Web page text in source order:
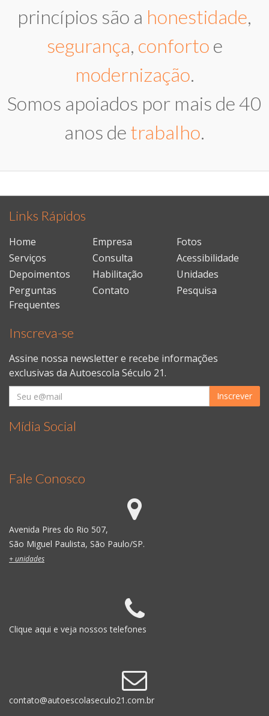
princípios são a honestidade,
segurança, conforto e
modernização.
Somos apoiados por mais de 40
anos de trabalho.
Links Rápidos
Home Empresa
Fotos
Serviços
Consulta
Acessibilidade
Depoimentos
Habilitação
Unidades
Perguntas
Frequentes
Contato Pesquisa
Inscreva-se
Assine nossa newsletter e recebe informações
exclusivas da Autoescola Século 21.
Inscrever
Mídia Social
Fale Conosco
Avenida Pires do Rio 507,
São Miguel Paulista, São Paulo/SP.
+ unidades
Clique aqui e veja nossos telefones
contato@autoescolaseculo21.com.br